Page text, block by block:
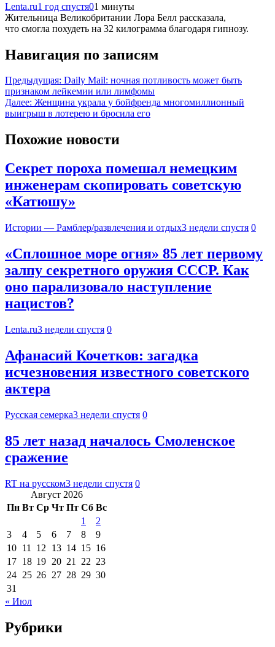
Lenta.ru1 год спустя01 минуты
Жительница Великобритании Лора Белл рассказала,
что смогла похудеть на 32 килограмма благодаря гипнозу.
Навигация по записям
Предыдущая: Daily Mail: ночная потливость может быть
признаком лейкемии или лимфомы
Далее: Женщина украла у бойфренда многомиллионный
выигрыш в лотерею и бросила его
Похожие новости
Секрет пороха помешал немецким
инженерам скопировать советскую
«Катюшу»
Истории — Рамблер/развлечения и отдых3 недели спустя 0
«Сплошное море огня» 85 лет первому
залпу секретного оружия СССР. Как
оно парализовало наступление
нацистов?
Lenta.ru3 недели спустя 0
Афанасий Кочетков: загадка
исчезновения известного советского
актера
Русская семерка3 недели спустя 0
85 лет назад началось Смоленское
сражение
RT на русском3 недели спустя 0
Август 2026
Пн Вт Ср Чт Пт Сб Вс
1
2
3
4 5 6 7 8
9
10 11 12 13 14 15 16
17 18 19 20 21 22 23
24 25 26 27 28 29 30
31
« Июл
Рубрики